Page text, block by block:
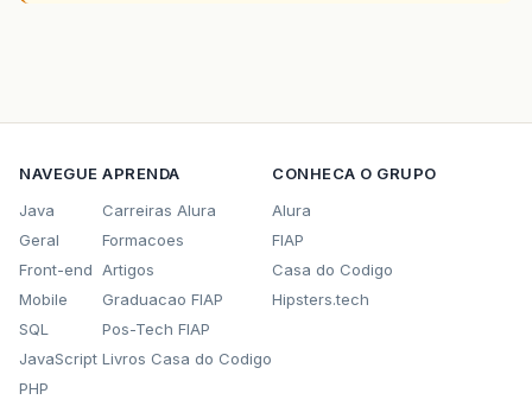
NAVEGUE
Java
Geral
Front-end
Mobile
SQL
JavaScript
PHP
APRENDA
Carreiras Alura
Formacoes
Artigos
Graduacao FIAP
Pos-Tech FIAP
Livros Casa do Codigo
CONHECA O GRUPO
Alura
FIAP
Casa do Codigo
Hipsters.tech